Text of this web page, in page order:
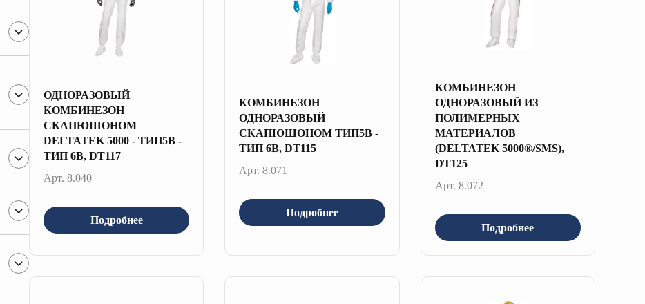
ОДНОРАЗОВЫЙ
КОМБИНЕЗОН
СКАПЮШОНОМ
DELTATEK 5000 - ТИП5B -
ТИП 6B, DT117
Арт. 8.040
Подробнее
КОМБИНЕЗОН
ОДНОРАЗОВЫЙ
СКАПЮШОНОМ ТИП5B -
ТИП 6B, DT115
Арт. 8.071
Подробнее
КОМБИНЕЗОН
ОДНОРАЗОВЫЙ ИЗ
ПОЛИМЕРНЫХ
МАТЕРИАЛОВ
(DELTATEK 5000®/SMS),
DT125
Арт. 8.072
Подробнее